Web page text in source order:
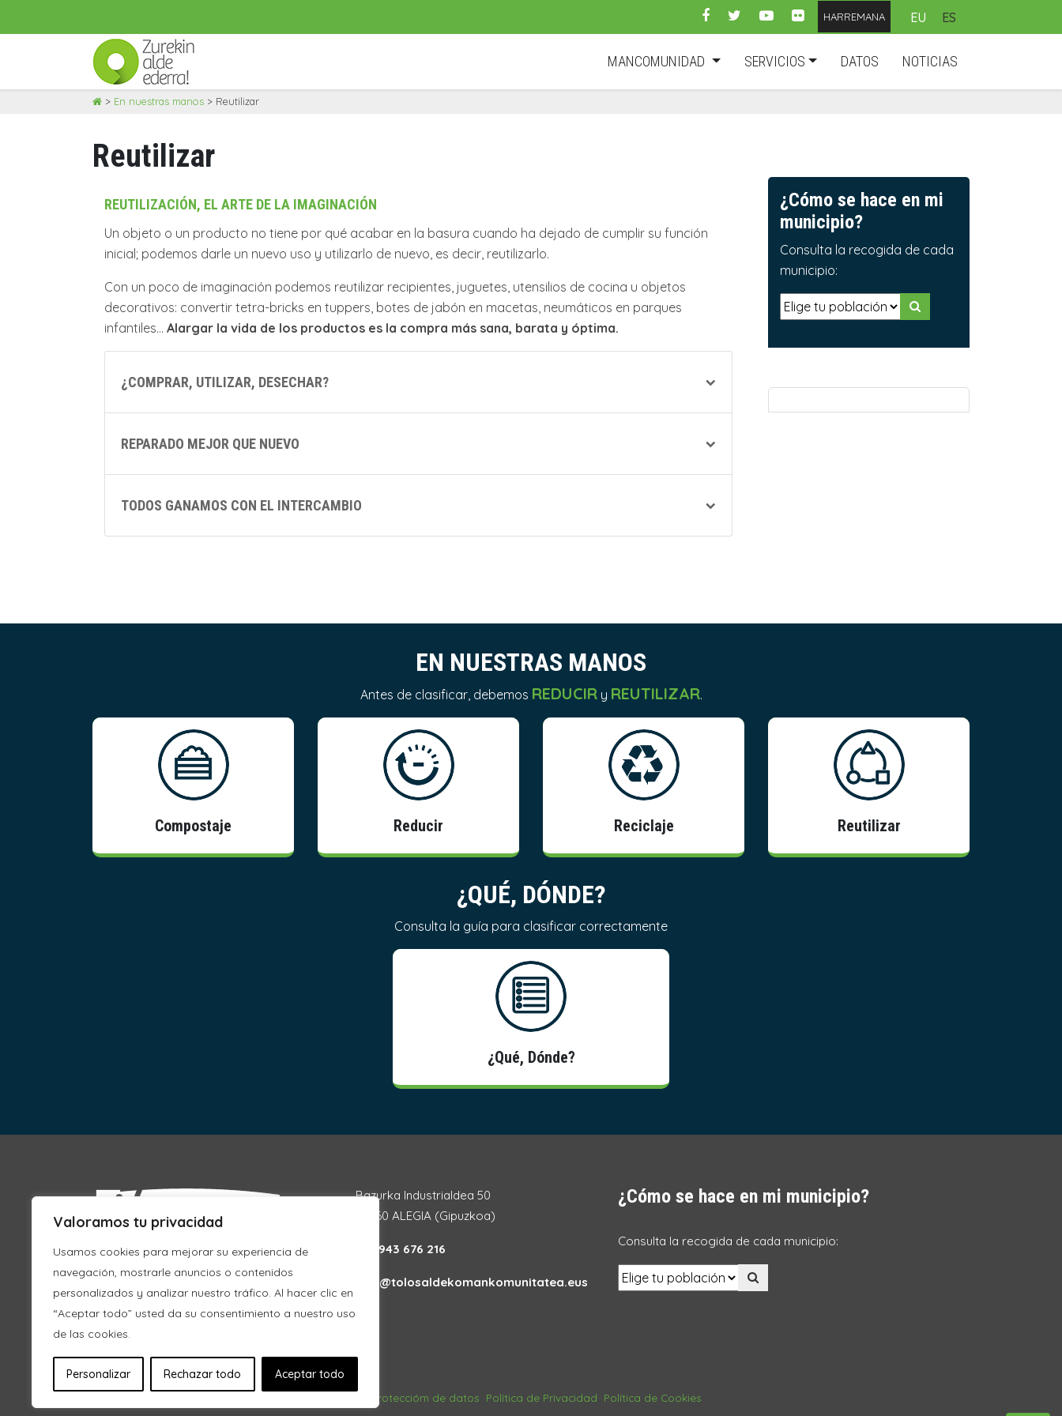
Valoramos tu privacidad
Usamos cookies para mejorar su experiencia de
navegación, mostrarle anuncios o contenidos
personalizados y analizar nuestro tráfico. Al hacer clic en
“Aceptar todo” usted da su consentimiento a nuestro uso
de las cookies.
Personalizar Rechazar todo Aceptar todo
HARREMANA EU ES
MANCOMUNIDAD SERVICIOS DATOS NOTICIAS
> En nuestras manos > Reutilizar
Reutilizar
REUTILIZACIÓN, EL ARTE DE LA IMAGINACIÓN
Un objeto o un producto no tiene por qué acabar en la basura cuando ha dejado de cumplir su función
inicial; podemos darle un nuevo uso y utilizarlo de nuevo, es decir, reutilizarlo.
Con un poco de imaginación podemos reutilizar recipientes, juguetes, utensilios de cocina u objetos
decorativos: convertir tetra-bricks en tuppers, botes de jabón en macetas, neumáticos en parques
infantiles… Alargar la vida de los productos es la compra más sana, barata y óptima.
¿COMPRAR, UTILIZAR, DESECHAR?
REPARADO MEJOR QUE NUEVO
TODOS GANAMOS CON EL INTERCAMBIO
¿Cómo se hace en mi
municipio?
Consulta la recogida de cada
municipio:
EN NUESTRAS MANOS
Antes de clasificar, debemos REDUCIRy REUTILIZAR.
Compostaje
Información
Reducir
Información
Reciclaje
Información
Reutilizar
Información
¿QUÉ, DÓNDE?
Consulta la guía para clasificar correctamente
¿Qué, Dónde?
Información
Bazurka Industrialdea 50
20260 ALEGIA (Gipuzkoa)
943 676 216
info@tolosaldekomankomunitatea.eus
¿Cómo se hace en mi municipio?
Consulta la recogida de cada municipio:
Proteccióm de datos Política de Privacidad Política de Cookies